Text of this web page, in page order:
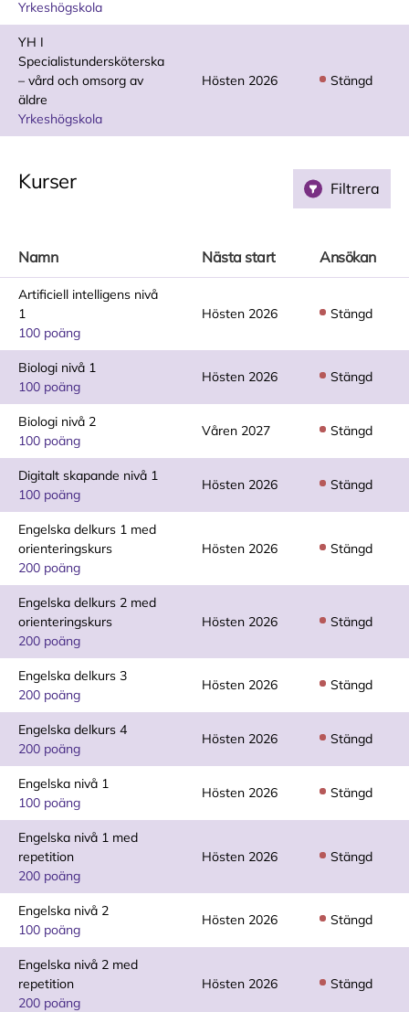
Yrkeshögskola
YH I
Specialistundersköterska
– vård och omsorg av
äldre
Yrkeshögskola
Hösten 2026 Stängd
Kurser Filtrera
Namn Nästa start Ansökan
Artificiell intelligens nivå
1
100 poäng
Hösten 2026 Stängd
Biologi nivå 1
100 poäng
Hösten 2026 Stängd
Biologi nivå 2
100 poäng
Våren 2027 Stängd
Digitalt skapande nivå 1
100 poäng
Hösten 2026 Stängd
Engelska delkurs 1 med
orienteringskurs
200 poäng
Hösten 2026 Stängd
Engelska delkurs 2 med
orienteringskurs
200 poäng
Hösten 2026 Stängd
Engelska delkurs 3
200 poäng
Hösten 2026 Stängd
Engelska delkurs 4
200 poäng
Hösten 2026 Stängd
Engelska nivå 1
100 poäng
Hösten 2026 Stängd
Engelska nivå 1 med
repetition
200 poäng
Hösten 2026 Stängd
Engelska nivå 2
100 poäng
Hösten 2026 Stängd
Engelska nivå 2 med
repetition
200 poäng
Hösten 2026 Stängd